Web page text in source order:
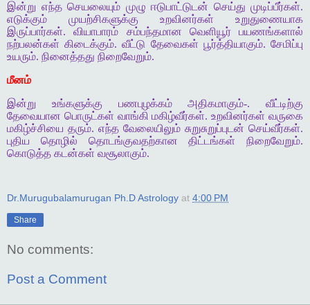
இன்று எந்த செயலையும் முழு ஈடுபாட்டுடன் செய்து முடிப்பீர்கள்.
எடுக்கும் முயற்சிகளுக்கு உறவினர்கள் உறுதுணையாக
இருப்பார்கள். வியாபாரம் சம்பந்தமான வெளியூர் பயணங்களால்
நற்பலன்கள் கிடைக்கும். வீட்டு தேவைகள் பூர்த்தியாகும். சேமிப்பு
உயரும். நினைத்தது நிறைவேறும்.
மீனம்
இன்று உங்களுக்கு பணபுழக்கம் அதிகமாகும்-. வீட்டிற்கு
தேவையான பொருட்கள் வாங்கி மகிழ்வீர்கள். உறவினர்கள் வருகை
மகிழ்ச்சியை தரும். எந்த வேலையிலும் சுறுசுறுப்புடன் செய்வீர்கள்.
புதிய தொழில் தொடங்குவதற்கான திட்டங்கள் நிறைவேறும்.
கொடுத்த கடன்கள் வசூலாகும்.
Dr.Murugubalamurugan Ph.D Astrology at 4:00 PM
Share
No comments:
Post a Comment